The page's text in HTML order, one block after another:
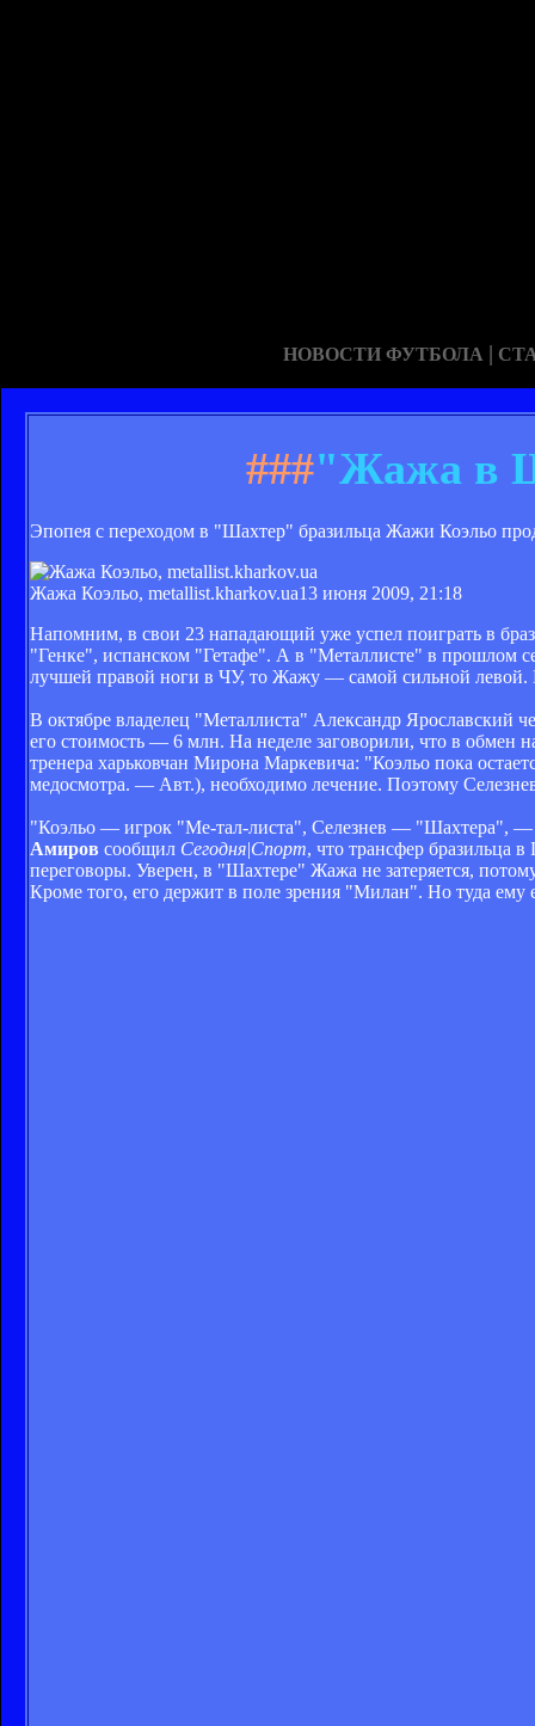
НОВОСТИ ФУТБОЛА |
###"Жажа в
Эпопея с переходом в "Шахтер" бразильца Жажи Коэльо
Жажа Коэльо, metallist.kharkov.ua13 июня 2009, 21:18
Напомним, в свои 23 нападающий уже успел поиграть в
"Генке", испанском "Гетафе". А в "Металлисте" в прошлом
лучшей правой ноги в ЧУ, то Жажу — самой сильной левой.
В октябре владелец "Металлиста" Александр Ярославский
его стоимость — 6 млн. На неделе заговорили, что в
тренера харьковчан Мирона Маркевича: "Коэльо пока
медосмотра. — Авт.), необходимо лечение. Поэтому
"Коэльо — игрок "Ме­-тал­-листа", Селезнев — "Шахтера", —
Амиров сообщил Сегодня|Спорт, что трансфер бразильца
переговоры. Уверен, в "Шахтере" Жажа не затеряется,
Кроме того, его держит в поле зрения "Милан". Но туда ему